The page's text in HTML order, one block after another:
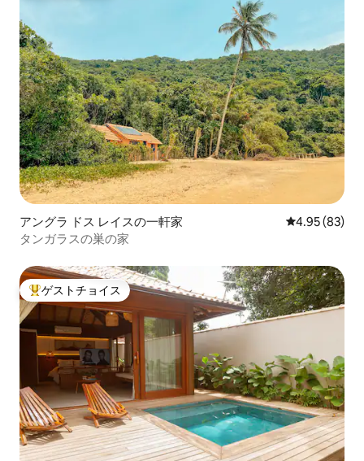
アングラ ドス レイスの一軒家 レビュー83
4.95 (83)
タンガラスの巣の家
大好評のゲストチョイスです。
ゲストチョイス